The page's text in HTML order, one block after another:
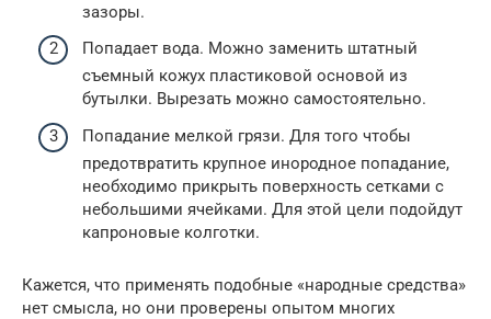
зазоры.
Попадает вода. Можно заменить штатный
съемный кожух пластиковой основой из
бутылки. Вырезать можно самостоятельно.
Попадание мелкой грязи. Для того чтобы
предотвратить крупное инородное попадание,
необходимо прикрыть поверхность сетками с
небольшими ячейками. Для этой цели подойдут
капроновые колготки.
Кажется, что применять подобные «народные средства»
нет смысла, но они проверены опытом многих